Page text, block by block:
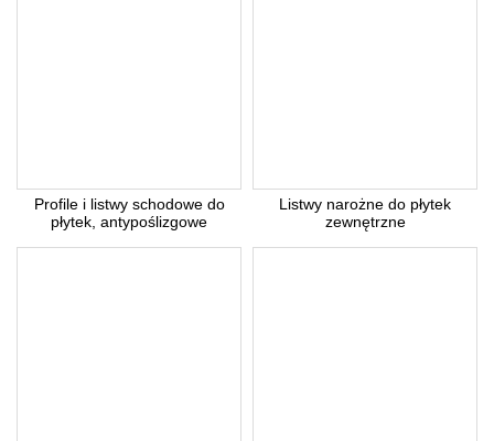
Profile i listwy schodowe do
płytek, antypoślizgowe
Listwy narożne do płytek
zewnętrzne